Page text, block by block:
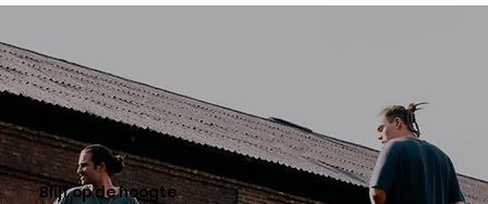
Blijf op de hoogte